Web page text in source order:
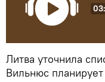
Литва уточнила
Вильнюс